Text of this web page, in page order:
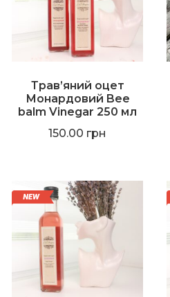
Трав’яний оцет
Монардовий Bee
balm Vinegar 250 мл
150.00 грн